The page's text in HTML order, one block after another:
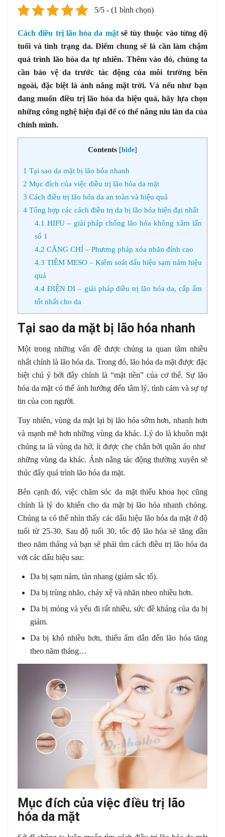
5/5 - (1 bình chọn)
Cách điều trị lão hóa da mặtsẽ tùy thuộc vào từng độ
tuổi và tình trạng da. Điểm chung sẽ là cần làm chậm
quá trình lão hóa da tự nhiên. Thêm vào đó, chúng ta
cần bảo vệ da trước tác động của môi trường bên
ngoài, đặc biệt là ánh nắng mặt trời. Và nếu như bạn
đang muốn điều trị lão hóa da hiệu quả, hãy lựa chọn
những công nghệ hiện đại để có thể nâng niu làn da của
chính mình.
Contents [hide]
1 Tại sao da mặt bị lão hóa nhanh
2 Mục đích của việc điều trị lão hóa da mặt
3 Cách điều trị lão hóa da an toàn và hiệu quả
4 Tổng hợp các cách điều trị da bị lão hóa hiện đại nhất
4.1 HIFU – giải pháp chống lão hóa không xâm lấn
số 1
4.2 CĂNG CHỈ – Phương pháp xóa nhăn đỉnh cao
4.3 TIÊM MESO – Kiểm soát dấu hiệu sạm nám hiệu
quả
4.4ĐIỆN DI – giải pháp điều trị lão hóa da, cấp ẩm
tốt nhất cho da
Tại sao da mặt bị lão hóa nhanh
Một trong những vấn đề được chúng ta quan tâm nhiều
nhất chính là lão hóa da. Trong đó, lão hóa da mặt được đặc
biệt chú ý bởi đây chính là “mặt tiền” của cơ thể. Sự lão
hóa da mặt có thể ảnh hưởng đến tâm lý, tình cảm và sự tự
tin của con người.
Tuy nhiên, vùng da mặt lại bị lão hóa sớm hơn, nhanh hơn
và mạnh mẽ hơn những vùng da khác. Lý do là khuôn mặt
chúng ta là vùng da hở, ít được che chắn bởi quần áo như
những vùng da khác. Ánh nắng tác động thường xuyên sẽ
thúc đẩy quá trình lão hóa da mặt.
Bên cạnh đó, việc chăm sóc da mặt thiếu khoa học cũng
chính là lý do khiến cho da mặt bị lão hóa nhanh chóng.
Chúng ta có thể nhìn thấy các dấu hiệu lão hóa da mặt ở độ
tuổi từ 25-30. Sau độ tuổi 30, tốc độ lão hóa sẽ tăng dần
theo năm tháng và bạn sẽ phải tìm cách điều trị lão hóa da
với các dấu hiệu sau:
Da bị sạm nám, tàn nhang (giảm sắc tố).
Da bị trùng nhão, chảy xệ và nhăn nheo nhiều hơn.
Da bị mỏng và yếu đi rất nhiều, sức đề kháng của da bị
giảm.
Da bị khô nhiều hơn, thiếu ẩm dẫn đến lão hóa tăng
theo năm tháng…
Mục đích của việc điều trị lão
hóa da mặt